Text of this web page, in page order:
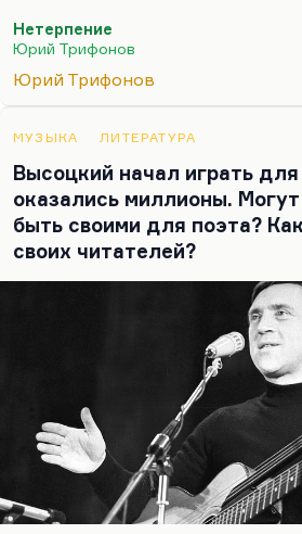
Я думаю, что Трифонов писал
чтобы концептуально
к русскому террору. Он
обывательщины в «Обмене»,
разобраться и с отношением к
большевикам.
Именно, Россия больна, но те
предложены в «Нетерпении»,
Нетерпение
Юрий Трифонов
Юрий Трифонов
МУЗЫКА ЛИТЕРАТУРА
Высоцкий начал играть
оказались миллионы.
быть своими для поэта?
своих читателей?